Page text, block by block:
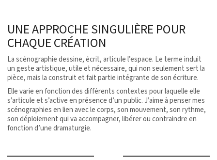
UNE APPROCHE SINGULIÈRE POUR
CHAQUE CRÉATION
La scénographie dessine, écrit, articule l’espace. Le terme induit
un geste artistique, utile et nécessaire, qui non seulement sert la
pièce, mais la construit et fait partie intégrante de son écriture.
Elle varie en fonction des différents contextes pour laquelle elle
s’articule et s’active en présence d’un public. J’aime à penser mes
scénographies en lien avec le corps, son mouvement, son rythme,
son déploiement qui va accompagner, libérer ou contraindre en
fonction d’une dramaturgie.